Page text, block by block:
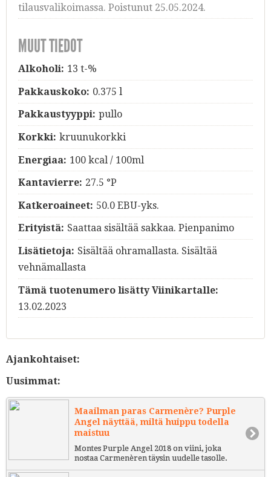
tilausvalikoimassa. Poistunut 25.05.2024.
MUUT TIEDOT
Alkoholi: 13 t-%
Pakkauskoko: 0.375 l
Pakkaustyyppi: pullo
Korkki: kruunukorkki
Energiaa: 100 kcal / 100ml
Kantavierre: 27.5 °P
Katkeroaineet: 50.0 EBU-yks.
Erityistä: Saattaa sisältää sakkaa. Pienpanimo
Lisätietoja: Sisältää ohramallasta. Sisältää
vehnämallasta
Tämä tuotenumero lisätty Viinikartalle:
13.02.2023
Ajankohtaiset:
Uusimmat:
Maailman paras Carmenère? Purple
Angel näyttää, miltä huippu todella
maistuu
Montes Purple Angel 2018 on viini, joka
nostaa Carmenèren täysin uudelle tasolle.